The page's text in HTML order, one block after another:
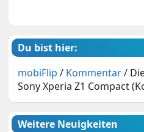
Du bist hier:
mobiFlip / Kommentar/
Sony Xperia Z1 Compact
Weitere Neuigkeiten